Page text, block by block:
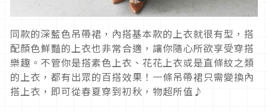
同款的深藍色吊帶裙，內搭基本款的上衣就很有型，搭
配顏色鮮豔的上衣也非常合適，讓你隨心所欲享受穿搭
樂趣。不管你是搭素色上衣、花花上衣或是直條紋之類
的上衣，都有出眾的百搭效果！一條吊帶裙只需變換內
搭上衣，即可從春夏穿到初秋，物超所值♪